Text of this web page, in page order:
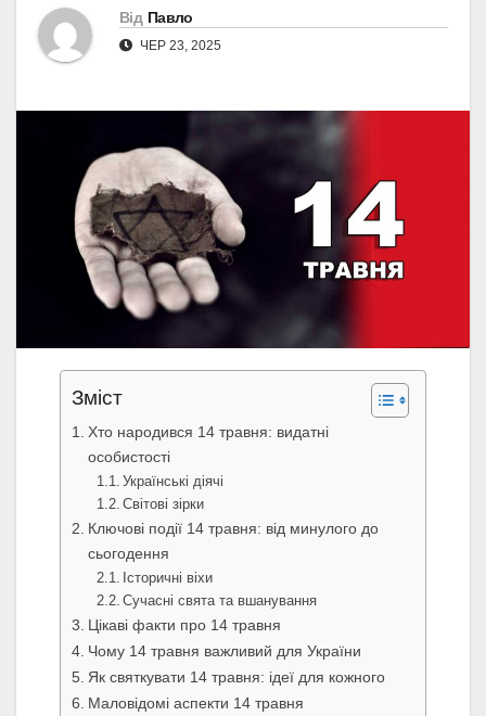
Від Павло
ЧЕР 23, 2025
Зміст
Хто народився 14 травня: видатні
особистості
Українські діячі
Світові зірки
Ключові події 14 травня: від минулого до
сьогодення
Історичні віхи
Сучасні свята та вшанування
Цікаві факти про 14 травня
Чому 14 травня важливий для України
Як святкувати 14 травня: ідеї для кожного
Маловідомі аспекти 14 травня